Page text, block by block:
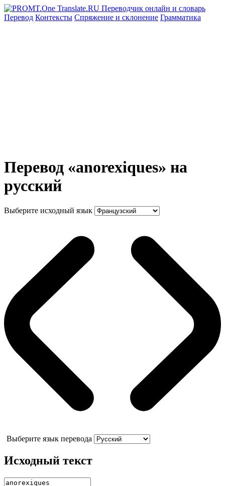
Перевод Контексты Спряжение и склонение Грамматика
Перевод «anorexiques» на
русский
Выберите исходный язык
Выберите язык перевода
Исходный текст